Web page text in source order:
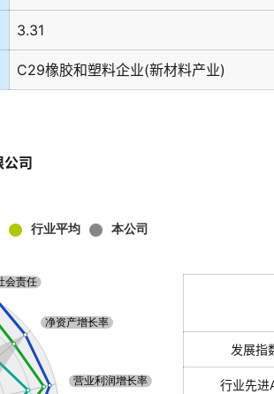
3.31
C29橡胶和塑料企业(新材料产业)
司
发展指
行业先进